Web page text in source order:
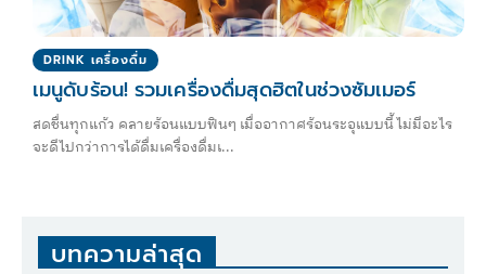
DRINK เครื่องดื่ม
เมนูดับร้อน! รวมเครื่องดื่มสุดฮิตในช่วงซัมเมอร์
สดชื่นทุกแก้ว คลายร้อนแบบฟินๆ เมื่ออากาศร้อนระอุแบบนี้ ไม่มีอะไร
จะดีไปกว่าการได้ดื่มเครื่องดื่มเ...
บทความล่าสุด